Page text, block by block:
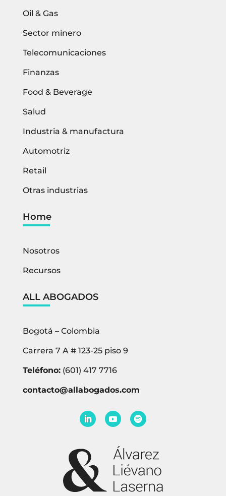
Oil & Gas
Sector minero
Telecomunicaciones
Finanzas
Food & Beverage
Salud
Industria & manufactura
Automotriz
Retail
Otras industrias
Home
Nosotros
Recursos
ALL ABOGADOS
Bogotá – Colombia
Carrera 7 A # 123-25 piso 9
Teléfono:(601) 417 7716
contacto@allabogados.com